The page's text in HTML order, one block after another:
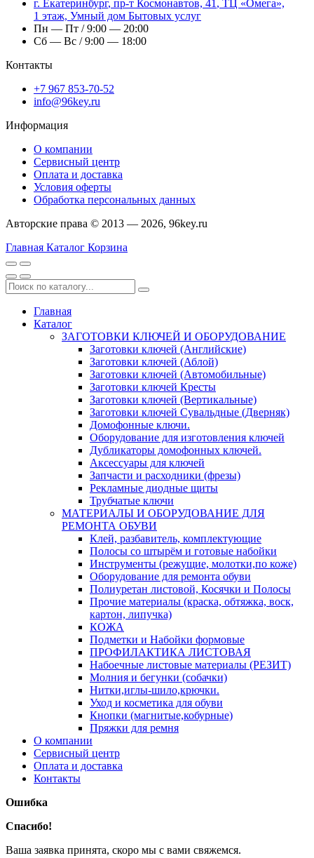
г. Екатеринбург, пр-т Космонавтов, 41, ТЦ «Омега»,
1 этаж, Умный дом Бытовых услуг
Пн — Пт / 9:00 — 20:00
Сб — Вс / 9:00 — 18:00
Контакты
+7 967 853-70-52
info@96key.ru
Информация
О компании
Сервисный центр
Оплата и доставка
Условия оферты
Обработка персональных данных
Авторские права © 2013 — 2026, 96key.ru
Главная Каталог Корзина
Главная
Каталог
ЗАГОТОВКИ КЛЮЧЕЙ И ОБОРУДОВАНИЕ
Заготовки ключей (Английские)
Заготовки ключей (Аблой)
Заготовки ключей (Автомобильные)
Заготовки ключей Кресты
Заготовки ключей (Вертикальные)
Заготовки ключей Сувальдные (Дверняк)
Домофонные ключи.
Оборудование для изготовления ключей
Дубликаторы домофонных ключей.
Аксессуары для ключей
Запчасти и расходники (фрезы)
Рекламные диодные щиты
Трубчатые ключи
МАТЕРИАЛЫ И ОБОРУДОВАНИЕ ДЛЯ
РЕМОНТА ОБУВИ
Клей, разбавитель, комплектующие
Полосы со штырём и готовые набойки
Инструменты (режущие, молотки,по коже)
Оборудование для ремонта обуви
Полиуретан листовой, Косячки и Полосы
Прочие материалы (краска, обтяжка, воск,
картон, липучка)
КОЖА
Подметки и Набойки формовые
ПРОФИЛАКТИКА ЛИСТОВАЯ
Набоечные листовые материалы (РЕЗИТ)
Молния и бегунки (собачки)
Нитки,иглы-шило,крючки.
Уход и косметика для обуви
Кнопки (магнитые,кобурные)
Пряжки для ремня
О компании
Сервисный центр
Оплата и доставка
Контакты
Ошибка
Спасибо!
Ваша заявка принята, скоро мы с вами свяжемся.